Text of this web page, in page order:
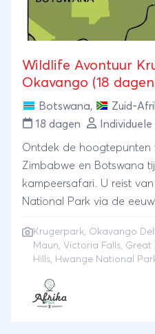
Wildlife Avontuur
Okavango (18
Botswana, Zuid-
18 dagen
Ontdek de hoogtepunten
Zimbabwe en Botswana
kampeersafari. U reist
National Park via de
olifantrijke Hwange
spectaculaire Victoria
bootcruise op de
verblijf in de ongerepte
Krugerpark, Okavango
Maun, Victoria Falls, Great
Hills, Hwange National